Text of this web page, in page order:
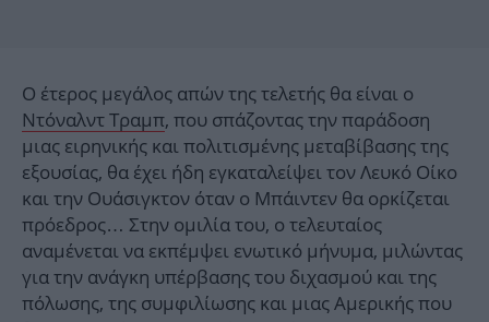
Ο έτερος μεγάλος απών της τελετής θα είναι ο
Ντόναλντ Τραμπ, που σπάζοντας την παράδοση
μιας ειρηνικής και πολιτισμένης μεταβίβασης της
εξουσίας, θα έχει ήδη εγκαταλείψει τον Λευκό Οίκο
και την Ουάσιγκτον όταν ο Μπάιντεν θα ορκίζεται
πρόεδρος… Στην ομιλία του, ο τελευταίος
αναμένεται να εκπέμψει ενωτικό μήνυμα, μιλώντας
για την ανάγκη υπέρβασης του διχασμού και της
πόλωσης, της συμφιλίωσης και μιας Αμερικής που